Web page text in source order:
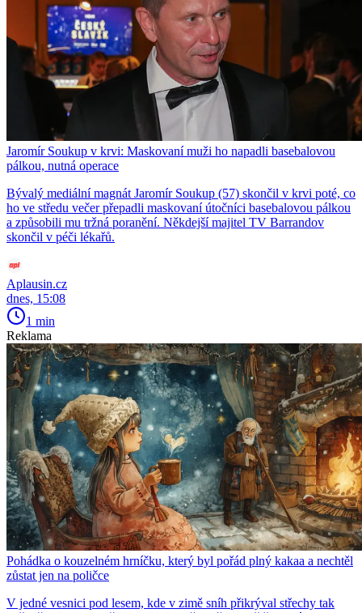
Jaromír Soukup v krvi: Maskovaní muži ho napadli basebalovou
pálkou, nutná operace
Bývalý mediální magnát Jaromír Soukup (57) skončil v krvi poté, co
ho ve středu večer přepadli maskovaní útočníci basebalovou pálkou
a způsobili mu tržná poranění. Někdejší majitel TV Barrandov
skončil v péči lékařů.
Aplausin.cz
dnes, 15:08
1 min
Reklama
Pohádka o kouzelném hrníčku, který byl pořád plný kakaa a nechtěl
zůstat jen na poličce
V jedné vesnici pod lesem, kde v zimě sníh přikrýval střechy tak